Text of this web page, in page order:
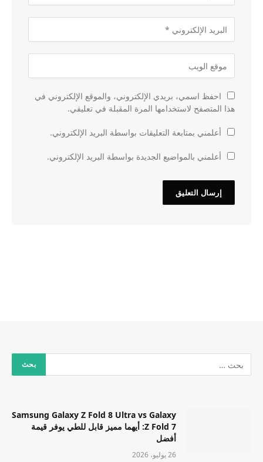
احفظ اسمي، بريدي الإلكتروني، والموقع الإلكتروني في
هذا المتصفح لاستخدامها المرة المقبلة في تعليقي.
أعلمني بمتابعة التعليقات بواسطة البريد الإلكتروني.
أعلمني بالمواضيع الجديدة بواسطة البريد الإلكتروني.
Samsung Galaxy Z Fold 8 Ultra vs Galaxy
Z Fold 7: أيهما مميز قابل للطي يوفر قيمة
أفضل
26 يوليو، 2026